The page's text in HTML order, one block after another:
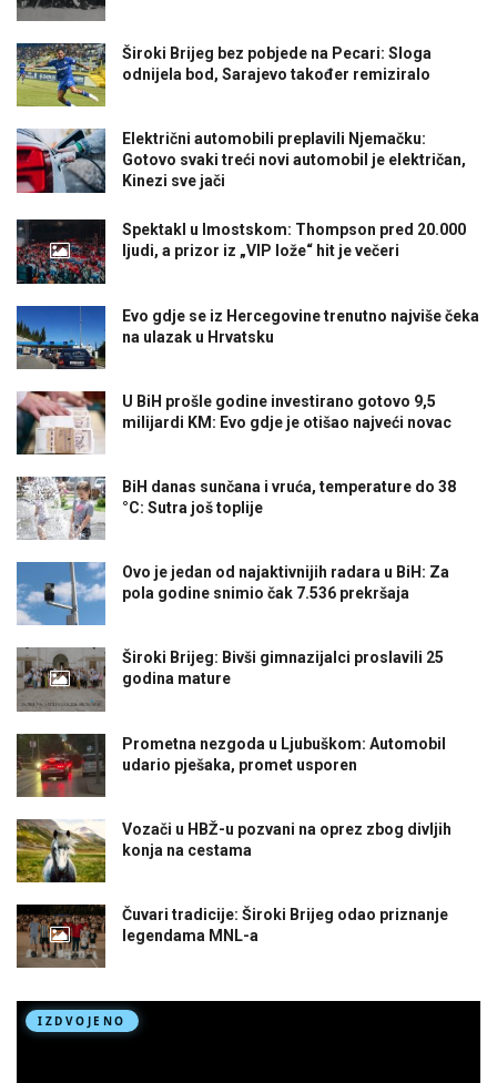
Široki Brijeg bez pobjede na Pecari: Sloga
odnijela bod, Sarajevo također remiziralo
Električni automobili preplavili Njemačku:
Gotovo svaki treći novi automobil je električan,
Kinezi sve jači
Spektakl u Imostskom: Thompson pred 20.000
ljudi, a prizor iz „VIP lože“ hit je večeri
Evo gdje se iz Hercegovine trenutno najviše čeka
na ulazak u Hrvatsku
U BiH prošle godine investirano gotovo 9,5
milijardi KM: Evo gdje je otišao najveći novac
BiH danas sunčana i vruća, temperature do 38
°C: Sutra još toplije
Ovo je jedan od najaktivnijih radara u BiH: Za
pola godine snimio čak 7.536 prekršaja
Široki Brijeg: Bivši gimnazijalci proslavili 25
godina mature
Prometna nezgoda u Ljubuškom: Automobil
udario pješaka, promet usporen
Vozači u HBŽ-u pozvani na oprez zbog divljih
konja na cestama
Čuvari tradicije: Široki Brijeg odao priznanje
legendama MNL-a